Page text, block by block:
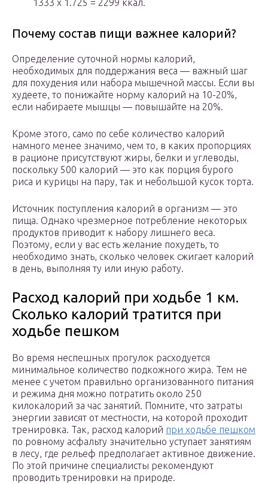
1333 х 1.725 = 2299 ккал.
Почему состав пищи важнее калорий?
Определение суточной нормы калорий,
необходимых для поддержания веса — важный шаг
для похудения или набора мышечной массы. Если вы
худеете, то понижайте норму калорий на 10-20%,
если набираете мышцы — повышайте на 20%.
Кроме этого, само по себе количество калорий
намного менее значимо, чем то, в каких пропорциях
в рационе присутствуют жиры, белки и углеводы,
поскольку 500 калорий — это как порция бурого
риса и курицы на пару, так и небольшой кусок торта.
Источник поступления калорий в организм — это
пища. Однако чрезмерное потребление некоторых
продуктов приводит к набору лишнего веса.
Поэтому, если у вас есть желание похудеть, то
необходимо знать, сколько человек сжигает калорий
в день, выполняя ту или иную работу.
Расход калорий при ходьбе 1 км.
Сколько калорий тратится при
ходьбе пешком
Во время неспешных прогулок расходуется
минимальное количество подкожного жира. Тем не
менее с учетом правильно организованного питания
и режима дня можно потратить около 250
килокалорий за час занятий. Помните, что затраты
энергии зависят от местности, на которой проходит
тренировка. Так, расход калорий при ходьбе пешком
по ровному асфальту значительно уступает занятиям
в лесу, где рельеф предполагает активное движение.
По этой причине специалисты рекомендуют
проводить тренировки на природе.